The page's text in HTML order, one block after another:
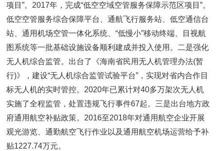
项目”。2017年，完成“低空空域空管服务保障示范区项目”。
低空空管服务综合保障平台、通航飞行服务站、低空通信台
站、通用机场空管一体化系统、“低慢小”移动终端、目视航
图系统等一批基础设施设备顺利建成并投入使用。二是强化
无人机综合监管。出台了《海南省民用无人机管理办法(暂
行)》，建设“无人机综合监管试验平台”，实现对省内合作目
标无人机的实时管控。2020年已累计对40多万架次无人机
实施了全程监管，处置违规飞行事件67起。三是出台地方政
府通用航空补贴政策。2016至2018年对通用航空企业开展
观光游览、通勤航空飞行作业以及通用航空机场运营给予补
贴1227.74万元。